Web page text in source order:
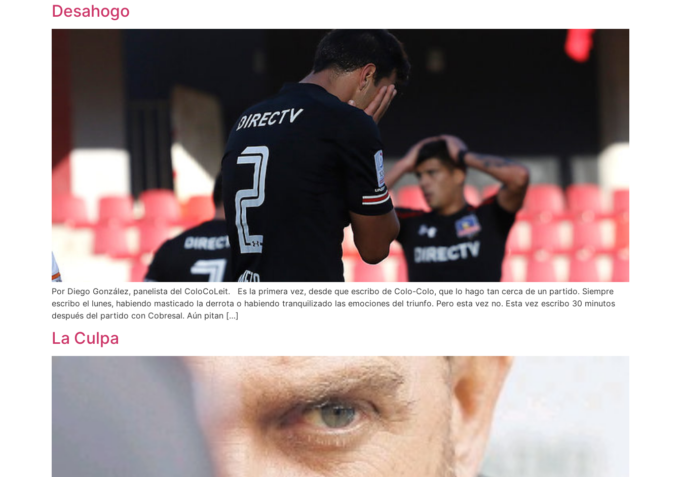
Desahogo
Por Diego González, panelista del ColoCoLeit. Es la primera vez, desde que escribo de Colo-Colo, que lo hago tan cerca de un partido. Siempre
escribo el lunes, habiendo masticado la derrota o habiendo tranquilizado las emociones del triunfo. Pero esta vez no. Esta vez escribo 30 minutos
después del partido con Cobresal. Aún pitan […]
La Culpa